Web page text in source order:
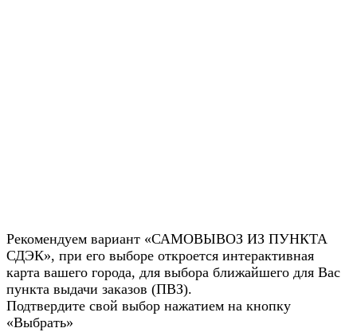
Рекомендуем вариант «САМОВЫВОЗ ИЗ ПУНКТА
СДЭК», при его выборе откроется интерактивная
карта вашего города, для выбора ближайшего для Вас
пункта выдачи заказов (ПВЗ).
Подтвердите свой выбор нажатием на кнопку
«Выбрать»